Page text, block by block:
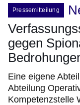
Pressemitteilung
gegen
Eine eigene
Abteilung
Kompetenzstelle